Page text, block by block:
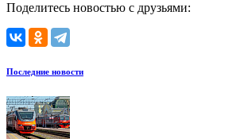
Поделитесь новостью с друзьями:
Последние новости